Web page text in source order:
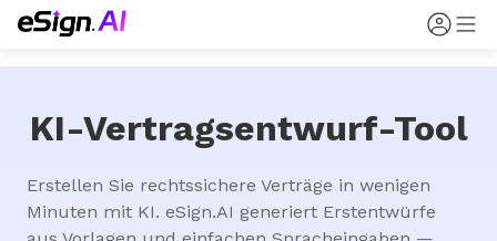
KI-Vertragsentwurf-Tool
Erstellen Sie rechtssichere Verträge in wenigen
Minuten mit KI. eSign.AI generiert Erstentwürfe